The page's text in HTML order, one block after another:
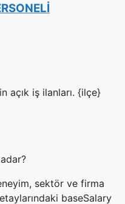
açık iş ilanları. {ilçe}
sektör ve firma
baseSalary